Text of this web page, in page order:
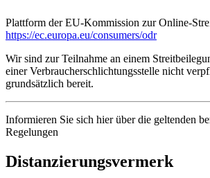
Plattform der EU-Kommission zur Online-
https://ec.europa.eu/consumers/odr
Wir sind zur Teilnahme an einem
einer Verbraucherschlichtungsstelle nicht
grundsätzlich bereit.
Informieren Sie sich hier über die geltenden
Regelungen
Distanzierungsvermerk